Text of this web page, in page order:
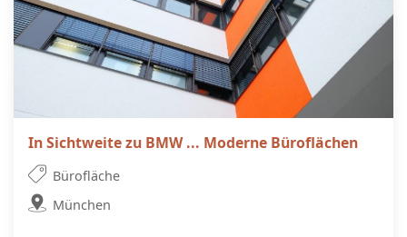
In Sichtweite zu BMW ... Moderne Büroflächen
Bürofläche
München